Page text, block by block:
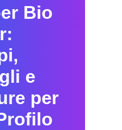
Bio
e
per